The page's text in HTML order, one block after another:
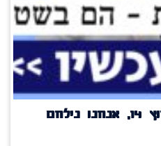
לא יסתמו את הפה לערוץ 14, אנחנו נילחם